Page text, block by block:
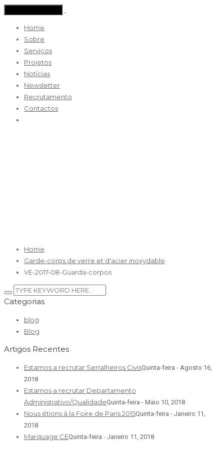
Home
Sobre
Serviços
Projetos
Notícias
Newsletter
Recrutamento
Contactos
Home
Garde-corps de verre et d'acier inoxydable
VE-2017-08-Guarda-corpos
Categorias
blog
Blog
Artigos Recentes
Estamos a recrutar Serralheiros CivisQuinta-feira - Agosto 16,
2018
Estamos a recrutar Departamento
Administrativo/QualidadeQuinta-feira - Maio 10, 2018
Nous étions à la Foire de Paris 2015Quinta-feira - Janeiro 11,
2018
Marquage CEQuinta-feira - Janeiro 11, 2018